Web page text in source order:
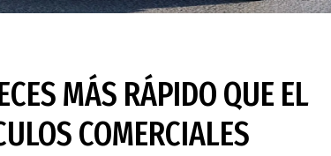
MÁS RÁPIDO QUE EL
COMERCIALES